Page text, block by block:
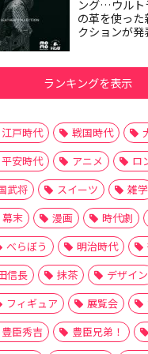
ング…ウルト
の革を使っ
クションが発
ランキングを表示
江戸時代 戦国時代
平安時代
アニメ
ロ
武将
スイーツ 雑学
幕末
漫画 時代劇
べらぼう
明治時代
信長
抹茶 デザイン
フィギュア
展覧会
豊臣秀吉
豊臣兄弟！